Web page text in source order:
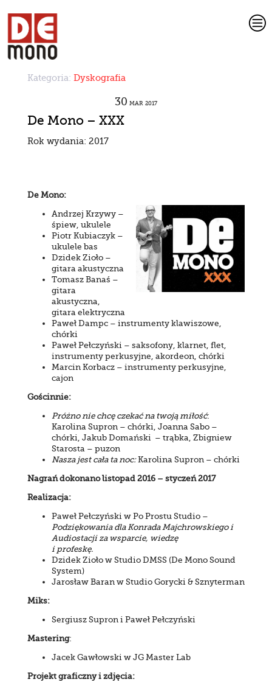
c
Kategoria: Dyskografia
30 MAR 2017
De Mono – XXX
Rok wydania: 2017
De Mono:
Andrzej Krzywy –
śpiew, ukulele
Piotr Kubiaczyk –
ukulele bas
Dzidek Zioło –
gitara akustyczna
Tomasz Banaś –
gitara
akustyczna,
gitara elektryczna
Paweł Dampc – instrumenty klawiszowe,
chórki
Paweł Pełczyński – saksofony, klarnet, flet,
instrumenty perkusyjne, akordeon, chórki
Marcin Korbacz – instrumenty perkusyjne,
cajon
Gościnnie:
Próżno nie chcę czekać na twoją miłość:
Karolina Supron – chórki, Joanna Sabo –
chórki, Jakub Domański – trąbka, Zbigniew
Starosta – puzon
Nasza jest cała ta noc:Karolina Supron – chórki
Nagrań dokonano listopad 2016 – styczeń 2017
Realizacja:
Paweł Pełczyński w Po Prostu Studio –
Podziękowania dla Konrada Majchrowskiego i
Audiostacji za wsparcie, wiedzę
i profeskę.
Dzidek Zioło w Studio DMSS (De Mono Sound
System)
Jarosław Baran w Studio Gorycki & Sznyterman
Miks:
Sergiusz Supron i Paweł Pełczyński
Mastering:
Jacek Gawłowski w JG Master Lab
Projekt graficzny i zdjęcia: